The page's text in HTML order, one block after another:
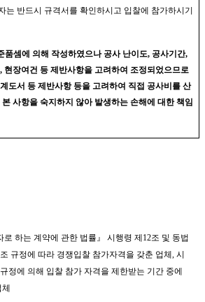
는 반드시 규격서를 확인하시고 입찰에 참가하시기
품셈에 의해 작성하였으나 공사 난이도, 공사기간,
, 현장여건 등 제반사항을 고려하여 조정되었으므로
도서 등 제반사항 등을 고려하여 직접 공사비를 산
본 사항을 숙지하지 않아 발생하는 손해에 대한 책임
로 하는 계약에 관한 법률』 시행령 제12조 및 동법
조 규정에 따라 경쟁입찰 참가자격을 갖춘 업체, 시
정에 의해 입찰 참가 자격을 제한받는 기간 중에
체